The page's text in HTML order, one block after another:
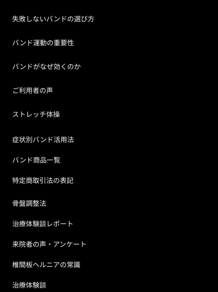
失敗しないバンドの選び方
バンド運動の重要性
バンドがなぜ効くのか
ご利用者の声
ストレッチ体操
症状別バンド活用法
バンド商品一覧
特定商取引法の表記
骨盤調整法
治療体験談レポート
来院者の声・アンケート
椎間板ヘルニアの常識
治療体験談